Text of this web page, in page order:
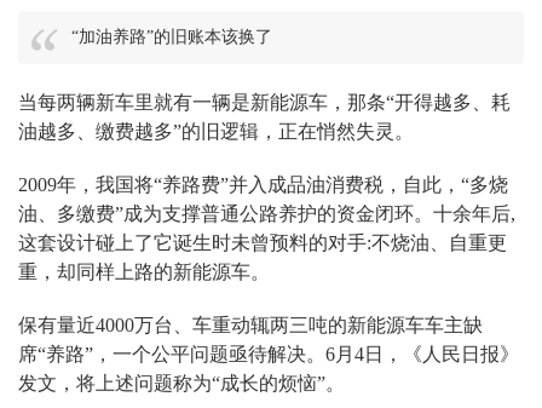
“加油养路”的旧账本该换了
当每两辆新车里就有一辆是新能源车，那条“开得越多、耗
油越多、缴费越多”的旧逻辑，正在悄然失灵。
2009年，我国将“养路费”并入成品油消费税，自此，“多烧
油、多缴费”成为支撑普通公路养护的资金闭环。十余年后,
这套设计碰上了它诞生时未曾预料的对手:不烧油、自重更
重，却同样上路的新能源车。
保有量近4000万台、车重动辄两三吨的新能源车车主缺
席“养路”，一个公平问题亟待解决。6月4日，《人民日报》
发文，将上述问题称为“成长的烦恼”。